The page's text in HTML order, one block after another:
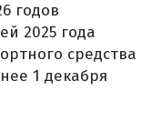
годов
2025 года
средства
1 декабря